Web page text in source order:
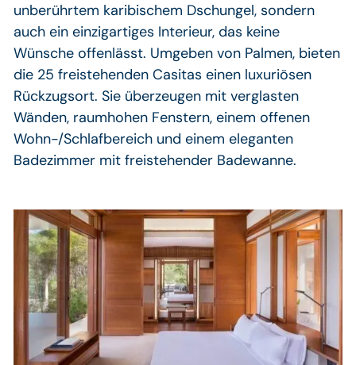
unberührtem karibischem Dschungel, sondern
auch ein einzigartiges Interieur, das keine
Wünsche offenlässt. Umgeben von Palmen, bieten
die 25 freistehenden Casitas einen luxuriösen
Rückzugsort. Sie überzeugen mit verglasten
Wänden, raumhohen Fenstern, einem offenen
Wohn-/Schlafbereich und einem eleganten
Badezimmer mit freistehender Badewanne.